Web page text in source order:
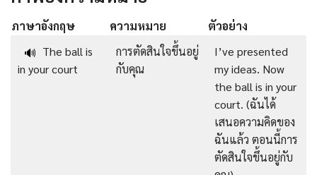
ภาษาอังกฤษ ความหมาย
ตัวอย่าง
🔊 The ball is
in your court
การตัดสินใจขึ้นอยู่
กับคุณ
I’ve presented
my ideas. Now
the ball is in your
court. (ฉันได้
เสนอความคิดของ
ฉันแล้ว ตอนนี้การ
ตัดสินใจขึ้นอยู่กับ